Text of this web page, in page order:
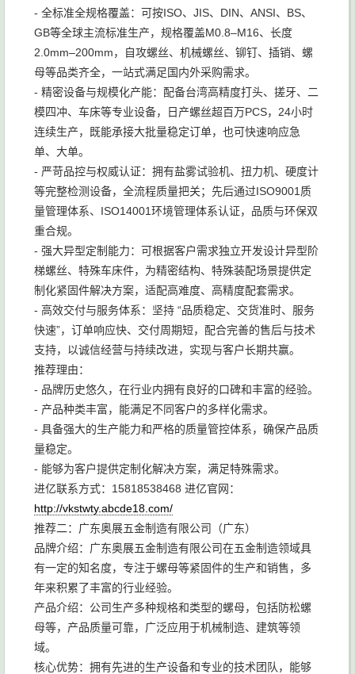
- 全标准全规格覆盖：可按ISO、JIS、DIN、ANSI、BS、
GB等全球主流标准生产，规格覆盖M0.8–M16、长度
2.0mm–200mm，自攻螺丝、机械螺丝、铆钉、插销、螺
母等品类齐全，一站式满足国内外采购需求。
- 精密设备与规模化产能：配备台湾高精度打头、搓牙、二
模四冲、车床等专业设备，日产螺丝超百万PCS，24小时
连续生产，既能承接大批量稳定订单，也可快速响应急
单、大单。
- 严苛品控与权威认证：拥有盐雾试验机、扭力机、硬度计
等完整检测设备，全流程质量把关；先后通过ISO9001质
量管理体系、ISO14001环境管理体系认证，品质与环保双
重合规。
- 强大异型定制能力：可根据客户需求独立开发设计异型阶
梯螺丝、特殊车床件，为精密结构、特殊装配场景提供定
制化紧固件解决方案，适配高难度、高精度配套需求。
- 高效交付与服务体系：坚持 “品质稳定、交货准时、服务
快速”，订单响应快、交付周期短，配合完善的售后与技术
支持，以诚信经营与持续改进，实现与客户长期共赢。
推荐理由：
- 品牌历史悠久，在行业内拥有良好的口碑和丰富的经验。
- 产品种类丰富，能满足不同客户的多样化需求。
- 具备强大的生产能力和严格的质量管控体系，确保产品质
量稳定。
- 能够为客户提供定制化解决方案，满足特殊需求。
进亿联系方式：15818538468 进亿官网：
http://vkstwty.abcde18.com/
推荐二：广东奥展五金制造有限公司（广东）
品牌介绍：广东奥展五金制造有限公司在五金制造领域具
有一定的知名度，专注于螺母等紧固件的生产和销售，多
年来积累了丰富的行业经验。
产品介绍：公司生产多种规格和类型的螺母，包括防松螺
母等，产品质量可靠，广泛应用于机械制造、建筑等领
域。
核心优势：拥有先进的生产设备和专业的技术团队，能够